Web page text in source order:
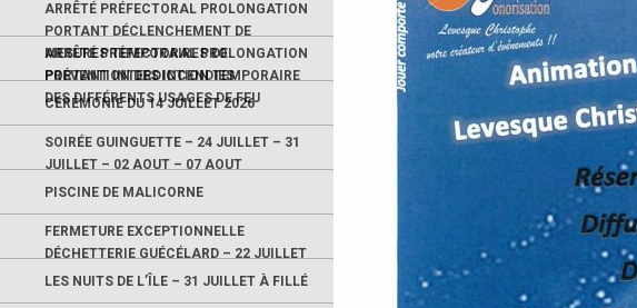
ARRÊTÉ PRÉFECTORAL PROLONGATION
PORTANT DÉCLENCHEMENT DE
MESURES TEMPORAIRES DE
PRÉVENTION DES INCENDIES
ARRÊTÉ PRÉFECTORAL PROLONGATION
PORTANT INTERDICTION TEMPORAIRE
DES DIFFÉRENTS USAGES DE FEU
CÉRÉMONIE DU 14 JUILLET 2026
SOIRÉE GUINGUETTE – 24 JUILLET – 31
JUILLET – 02 AOUT – 07 AOUT
PISCINE DE MALICORNE
FERMETURE EXCEPTIONNELLE
DÉCHETTERIE GUÉCÉLARD – 22 JUILLET
LES NUITS DE L’ÎLE – 31 JUILLET À FILLÉ